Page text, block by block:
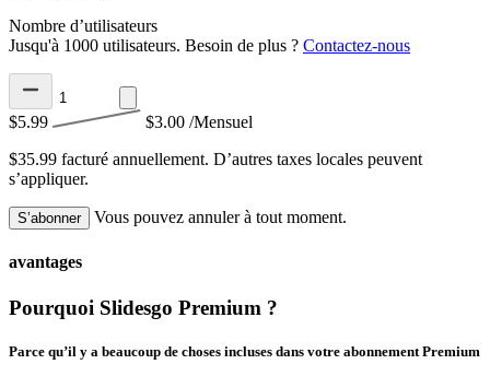
Nombre d’utilisateurs
Jusqu'à 1000 utilisateurs. Besoin de plus ? Contactez-nous
$5.99 $3.00 /Mensuel
$35.99 facturé annuellement. D’autres taxes locales peuvent
s’appliquer.
S’abonner Vous pouvez annuler à tout moment.
avantages
Pourquoi Slidesgo Premium ?
Parce qu’il y a beaucoup de choses incluses dans votre abonnement Premium